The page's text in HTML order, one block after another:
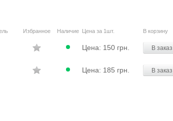
Избранное Наличие Цена за 1шт. В корзину
Цена: 150 грн. В заказ
Цена: 185 грн. В заказ